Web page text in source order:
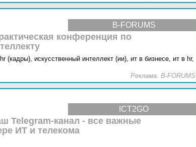
B-FORUMS
конференция по
hr (кадры), искусственный интеллект (ии), ит в бизнесе, ит в hr,
Реклама. B-FORUMS
ICT2GO
Telegram-канал - все важные
ИТ и телекома